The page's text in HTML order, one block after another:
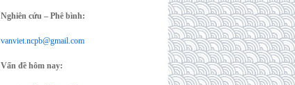
Nghiên cứu – Phê bình:
vanviet.ncpb@gmail.com
Vấn đề hôm nay: